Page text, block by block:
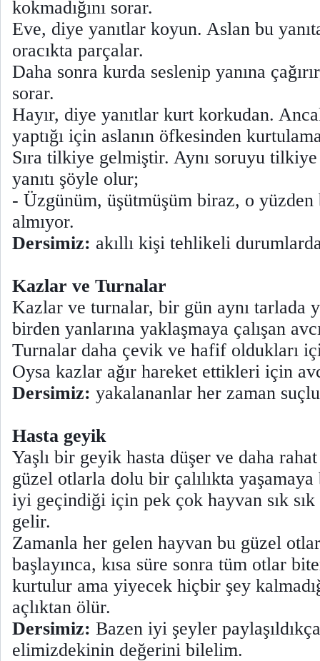
kokmadığını sorar.
Eve, diye yanıtlar koyun. Aslan bu
oracıkta parçalar.
Daha sonra kurda seslenip yanına
sorar.
Hayır, diye yanıtlar kurt korkudan.
yaptığı için aslanın öfkesinden
Sıra tilkiye gelmiştir. Aynı soruyu
yanıtı şöyle olur;
- Üzgünüm, üşütmüşüm biraz, o
almıyor.
Dersimiz: akıllı kişi tehlikeli
Kazlar ve Turnalar
Kazlar ve turnalar, bir gün aynı tarlada
birden yanlarına yaklaşmaya çalışan
Turnalar daha çevik ve hafif oldukları
Oysa kazlar ağır hareket ettikleri için
Dersimiz: yakalananlar her zaman
Hasta geyik
Yaşlı bir geyik hasta düşer ve daha
güzel otlarla dolu bir çalılıkta
iyi geçindiği için pek çok hayvan sık
gelir.
Zamanla her gelen hayvan bu güzel
başlayınca, kısa süre sonra tüm otlar
kurtulur ama yiyecek hiçbir şey
açlıktan ölür.
Dersimiz: Bazen iyi şeyler
elimizdekinin değerini bilelim.